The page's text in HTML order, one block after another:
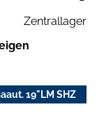
Zentrallager
19"LM SHZ